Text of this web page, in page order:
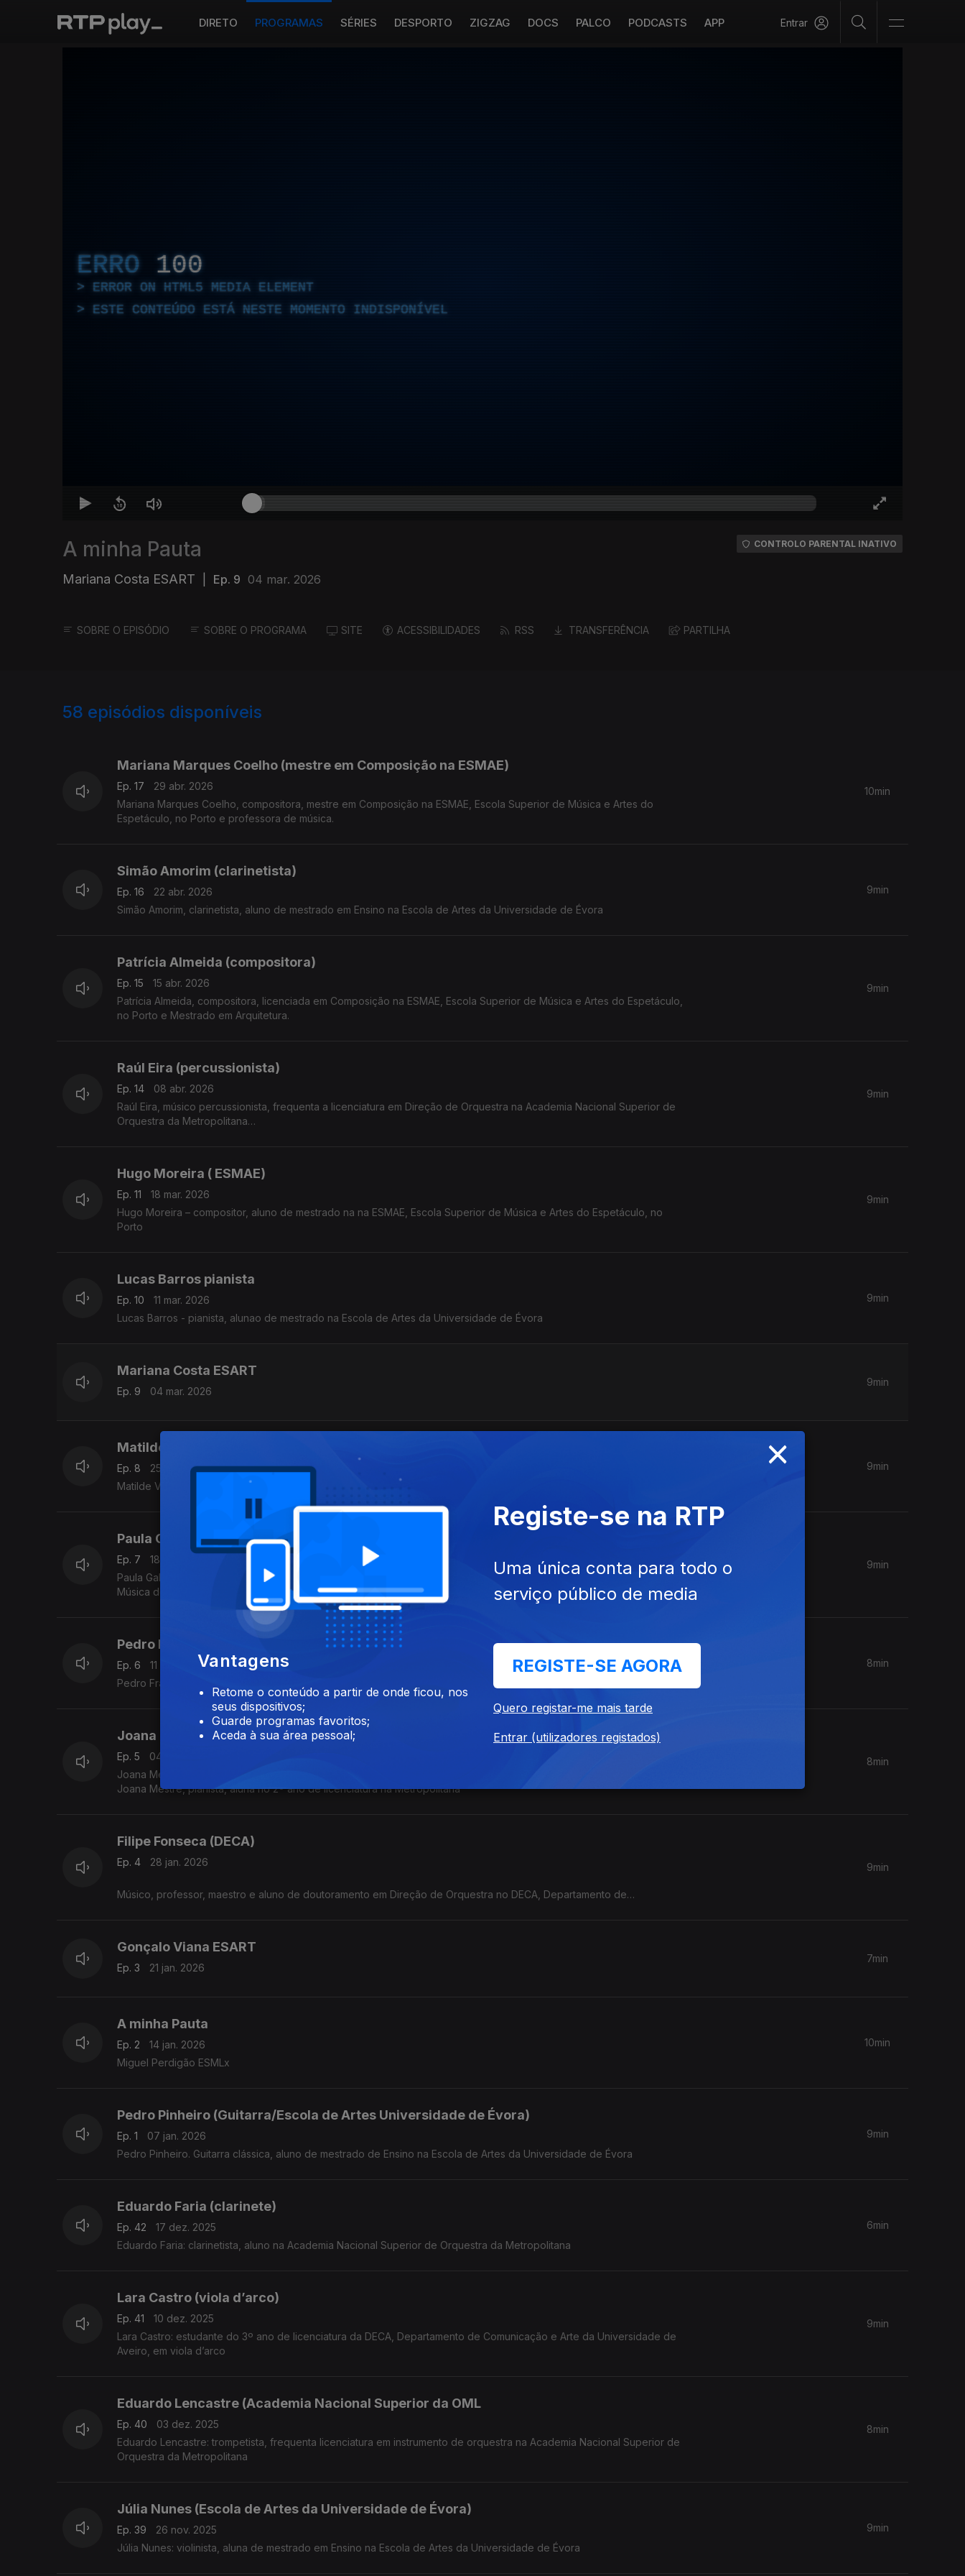
DIRETO PROGRAMAS SÉRIES DESPORTO ZIGZAG DOCS PALCO PODCASTS APP Entrar
ERRO 100
ERROR ON HTML5 MEDIA ELEMENT
ESTE CONTEÚDO ESTÁ NESTE MOMENTO INDISPONÍVEL
A minha Pauta
Mariana Costa ESART Ep. 9 04 mar. 2026
CONTROLO PARENTAL INATIVO
SOBRE O EPISÓDIO SOBRE O PROGRAMA SITE ACESSIBILIDADES RSS TRANSFERÊNCIA PARTILHA
58 episódios disponíveis
Mariana Marques Coelho (mestre em Composição na ESMAE)
Ep. 17
29 abr. 2026
Mariana Marques Coelho, compositora, mestre em Composição na ESMAE, Escola Superior de Música e Artes do
Espetáculo, no Porto e professora de música.
10min
Simão Amorim (clarinetista)
Ep. 16
22 abr. 2026
Simão Amorim, clarinetista, aluno de mestrado em Ensino na Escola de Artes da Universidade de Évora
9min
Patrícia Almeida (compositora)
Ep. 15
15 abr. 2026
Patrícia Almeida, compositora, licenciada em Composição na ESMAE, Escola Superior de Música e Artes do Espetáculo,
no Porto e Mestrado em Arquitetura.
9min
Raúl Eira (percussionista)
Ep. 14
08 abr. 2026
Raúl Eira, músico percussionista, frequenta a licenciatura em Direção de Orquestra na Academia Nacional Superior de
Orquestra da Metropolitana
9min
Hugo Moreira ( ESMAE)
Ep. 11
18 mar. 2026
Hugo Moreira – compositor, aluno de mestrado na na ESMAE, Escola Superior de Música e Artes do Espetáculo, no
Porto
9min
Lucas Barros pianista
Ep. 10
11 mar. 2026
Lucas Barros - pianista, alunao de mestrado na Escola de Artes da Universidade de Évora
9min
Mariana Costa ESART
Ep. 9 04 mar. 2026
9min
Matilde Ventura/DECA
Ep. 8
25 fev. 2026
Matilde Ventura - violoncelista, aluna de mestrado no DECA, Universidade de Aveiro
9min
Paula Galiana (violinista/ESML)
Ep. 7
18 fev. 2026
Paula Galiana, violinista, aluna finalista nas licenciaturas em Música e Tecnologia da Música, na Escola Superior de
Música de Lisboa.
9min
Pedro Franco (saxofonista)
Ep. 6
11 fev. 2026
Pedro Franco, saxofonista, aluno de mestrado em Ensino na Escola de Artes da Universidade de Évora
8min
Joana Mestre (Metropolitana)
Ep. 5
04 fev. 2026
Joana Mestre
Joana Mestre, pianista, aluna no 2º ano de licenciatura na Metropolitana
8min
Filipe Fonseca (DECA)
Ep. 4 28 jan. 2026
Músico, professor, maestro e aluno de doutoramento em Direção de Orquestra no DECA, Departamento de
9min
Gonçalo Viana ESART
Ep. 3 21 jan. 2026
7min
A minha Pauta
Ep. 2
14 jan. 2026
Miguel Perdigão ESMLx
10min
Pedro Pinheiro (Guitarra/Escola de Artes Universidade de Évora)
Ep. 1
07 jan. 2026
Pedro Pinheiro. Guitarra clássica, aluno de mestrado de Ensino na Escola de Artes da Universidade de Évora
9min
Eduardo Faria (clarinete)
Ep. 42
17 dez. 2025
Eduardo Faria: clarinetista, aluno na Academia Nacional Superior de Orquestra da Metropolitana
6min
Lara Castro (viola d’arco)
Ep. 41
10 dez. 2025
Lara Castro: estudante do 3º ano de licenciatura da DECA, Departamento de Comunicação e Arte da Universidade de
Aveiro, em viola d’arco
9min
Eduardo Lencastre (Academia Nacional Superior da OML
Ep. 40
03 dez. 2025
Eduardo Lencastre: trompetista, frequenta licenciatura em instrumento de orquestra na Academia Nacional Superior de
Orquestra da Metropolitana
8min
Júlia Nunes (Escola de Artes da Universidade de Évora)
Ep. 39
26 nov. 2025
Júlia Nunes: violinista, aluna de mestrado em Ensino na Escola de Artes da Universidade de Évora
9min
×
Vantagens
Retome o conteúdo a partir de onde ficou, nos
seus dispositivos;
Guarde programas favoritos;
Aceda à sua área pessoal;
Registe-se na RTP
Uma única conta para todo o
serviço público de media
REGISTE-SE AGORA
Quero registar-me mais tarde
Entrar (utilizadores registados)